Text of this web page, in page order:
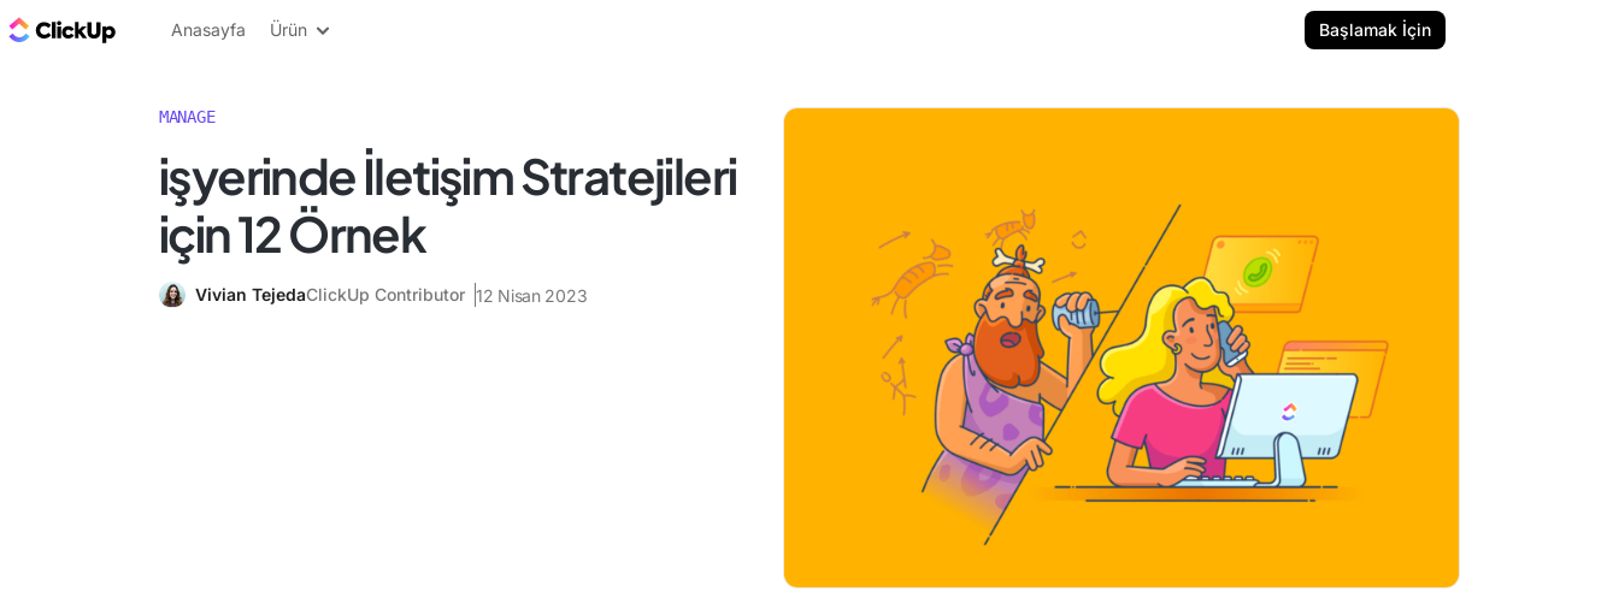
ClickUp Blog
Anasayfa Ürün Başlamak İçin
MANAGE
i̇şyerinde İletişim Stratejileri
için 12 Örnek
Vivian TejedaClickUp Contributor 12 Nisan 2023